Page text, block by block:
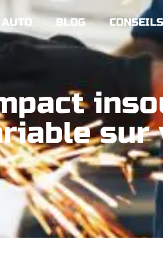
AUTO BLOG CONSEILS